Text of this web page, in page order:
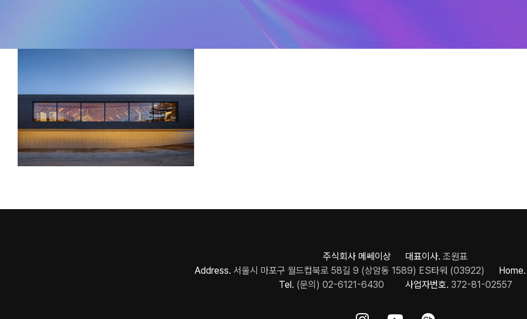
주식회사 메쎄이상 대표이사. 조원표
Address. 서울시 마포구 월드컵북로 58길 9 (상암동 1589) ES타워 (03922) Home.
Tel. (문의) 02-6121-6430 사업자번호. 372-81-02557